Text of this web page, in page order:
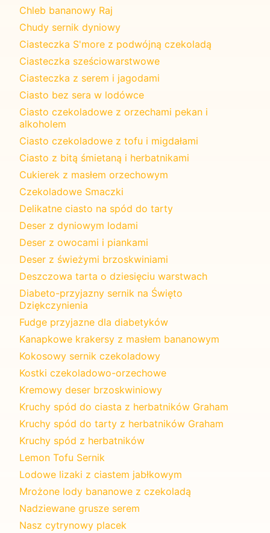
Chleb bananowy Raj
Chudy sernik dyniowy
Ciasteczka S'more z podwójną czekoladą
Ciasteczka sześciowarstwowe
Ciasteczka z serem i jagodami
Ciasto bez sera w lodówce
Ciasto czekoladowe z orzechami pekan i
alkoholem
Ciasto czekoladowe z tofu i migdałami
Ciasto z bitą śmietaną i herbatnikami
Cukierek z masłem orzechowym
Czekoladowe Smaczki
Delikatne ciasto na spód do tarty
Deser z dyniowym lodami
Deser z owocami i piankami
Deser z świeżymi brzoskwiniami
Deszczowa tarta o dziesięciu warstwach
Diabeto-przyjazny sernik na Święto
Dziękczynienia
Fudge przyjazne dla diabetyków
Kanapkowe krakersy z masłem bananowym
Kokosowy sernik czekoladowy
Kostki czekoladowo-orzechowe
Kremowy deser brzoskwiniowy
Kruchy spód do ciasta z herbatników Graham
Kruchy spód do tarty z herbatników Graham
Kruchy spód z herbatników
Lemon Tofu Sernik
Lodowe lizaki z ciastem jabłkowym
Mrożone lody bananowe z czekoladą
Nadziewane grusze serem
Nasz cytrynowy placek